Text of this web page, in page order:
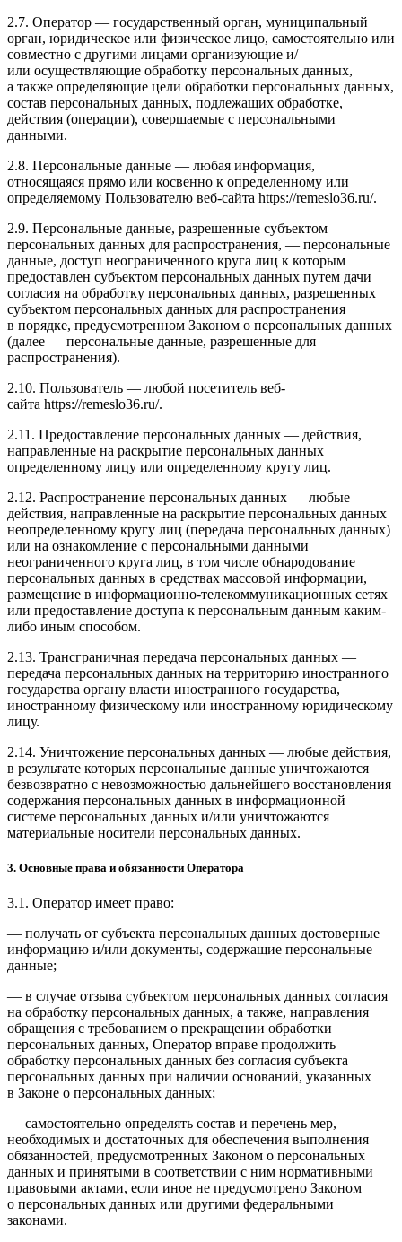
2.7. Оператор — государственный орган, муниципальный
орган, юридическое или физическое лицо, самостоятельно или
совместно с другими лицами организующие и/
или осуществляющие обработку персональных данных,
а также определяющие цели обработки персональных данных,
состав персональных данных, подлежащих обработке,
действия (операции), совершаемые с персональными
данными.
2.8. Персональные данные — любая информация,
относящаяся прямо или косвенно к определенному или
определяемому Пользователю веб-сайта https://remeslo36.ru/.
2.9. Персональные данные, разрешенные субъектом
персональных данных для распространения, — персональные
данные, доступ неограниченного круга лиц к которым
предоставлен субъектом персональных данных путем дачи
согласия на обработку персональных данных, разрешенных
субъектом персональных данных для распространения
в порядке, предусмотренном Законом о персональных данных
(далее — персональные данные, разрешенные для
распространения).
2.10. Пользователь — любой посетитель веб-
сайта https://remeslo36.ru/.
2.11. Предоставление персональных данных — действия,
направленные на раскрытие персональных данных
определенному лицу или определенному кругу лиц.
2.12. Распространение персональных данных — любые
действия, направленные на раскрытие персональных данных
неопределенному кругу лиц (передача персональных данных)
или на ознакомление с персональными данными
неограниченного круга лиц, в том числе обнародование
персональных данных в средствах массовой информации,
размещение в информационно-телекоммуникационных сетях
или предоставление доступа к персональным данным каким-
либо иным способом.
2.13. Трансграничная передача персональных данных —
передача персональных данных на территорию иностранного
государства органу власти иностранного государства,
иностранному физическому или иностранному юридическому
лицу.
2.14. Уничтожение персональных данных — любые действия,
в результате которых персональные данные уничтожаются
безвозвратно с невозможностью дальнейшего восстановления
содержания персональных данных в информационной
системе персональных данных и/или уничтожаются
материальные носители персональных данных.
3. Основные права и обязанности Оператора
3.1. Оператор имеет право:
— получать от субъекта персональных данных достоверные
информацию и/или документы, содержащие персональные
данные;
— в случае отзыва субъектом персональных данных согласия
на обработку персональных данных, а также, направления
обращения с требованием о прекращении обработки
персональных данных, Оператор вправе продолжить
обработку персональных данных без согласия субъекта
персональных данных при наличии оснований, указанных
в Законе о персональных данных;
— самостоятельно определять состав и перечень мер,
необходимых и достаточных для обеспечения выполнения
обязанностей, предусмотренных Законом о персональных
данных и принятыми в соответствии с ним нормативными
правовыми актами, если иное не предусмотрено Законом
о персональных данных или другими федеральными
законами.